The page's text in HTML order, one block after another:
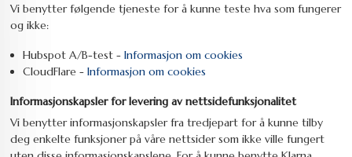
Vi benytter følgende tjeneste for å kunne teste hva som fungerer
og ikke:
Hubspot A/B-test - Informasjon om cookies
CloudFlare - Informasjon om cookies
Informasjonskapsler for levering av nettsidefunksjonalitet
Vi benytter informasjonskapsler fra tredjepart for å kunne tilby
deg enkelte funksjoner på våre nettsider som ikke ville fungert